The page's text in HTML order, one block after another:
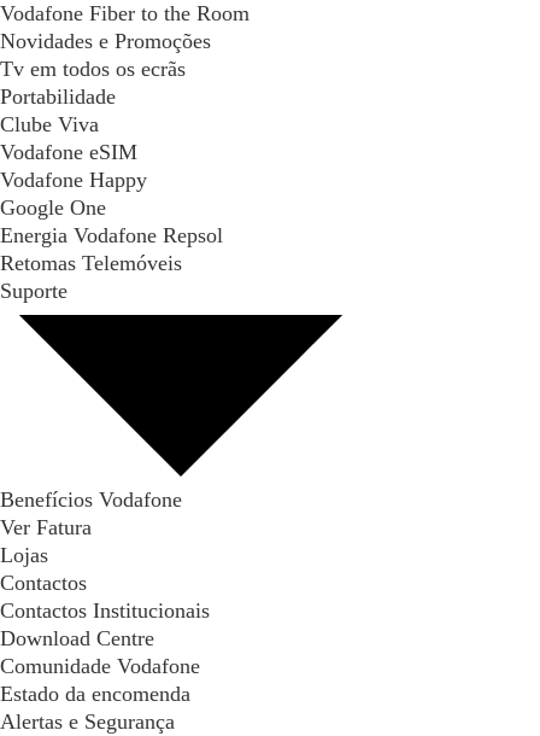
Vodafone Fiber to the Room
Novidades e Promoções
Tv em todos os ecrãs
Portabilidade
Clube Viva
Vodafone eSIM
Vodafone Happy
Google One
Energia Vodafone Repsol
Retomas Telemóveis
Suporte
Benefícios Vodafone
Ver Fatura
Lojas
Contactos
Contactos Institucionais
Download Centre
Comunidade Vodafone
Estado da encomenda
Alertas e Segurança